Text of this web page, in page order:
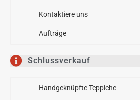
Kontaktiere uns
Aufträge
Schlussverkauf
Handgeknüpfte Teppiche